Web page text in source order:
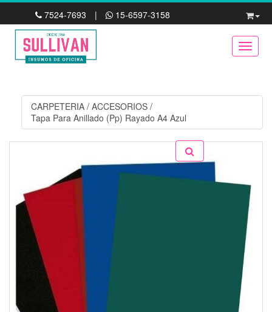
7524-7693 | 15-6597-3158
CARPETERIA / ACCESORIOS /
Tapa Para Anillado (Pp) Rayado A4 Azul